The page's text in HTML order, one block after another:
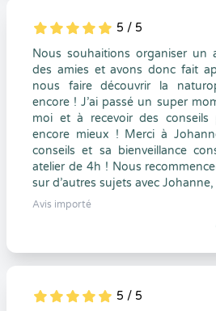
5
1
5
0 5 / 5
Nous souhaitions organiser un
des amies et avons donc fait
nous faire découvrir la
encore ! J’ai passé un super
moi et à recevoir des conseils
encore mieux ! Merci à
conseils et sa bienveillance
atelier de 4h ! Nous
sur d’autres sujets avec Johanne,
Avis importé
5
1
5
0 5 / 5